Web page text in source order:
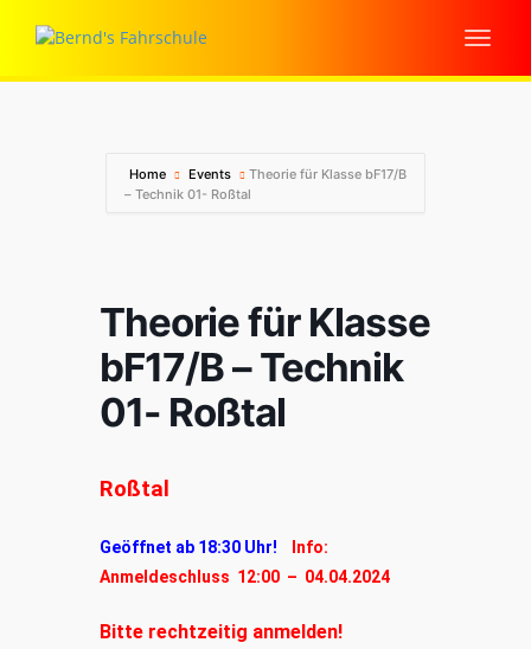
Home Events
Theorie für Klasse bF17/B
– Technik 01- Roßtal
Theorie für Klasse
bF17/B – Technik
01- Roßtal
Roßtal
Geöffnet ab 18:30 Uhr!
Info:
Anmeldeschluss 12:00 – 04.04.2024
Bitte rechtzeitig anmelden!